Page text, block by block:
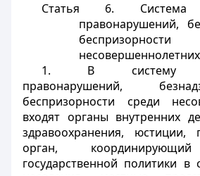
Статья 6. Система
правонарушений,
несовершеннолетних
1. В систему
правонарушений,
беспризорности среди
входят органы внутренних
здравоохранения, юстиции,
орган,
государственной политики в